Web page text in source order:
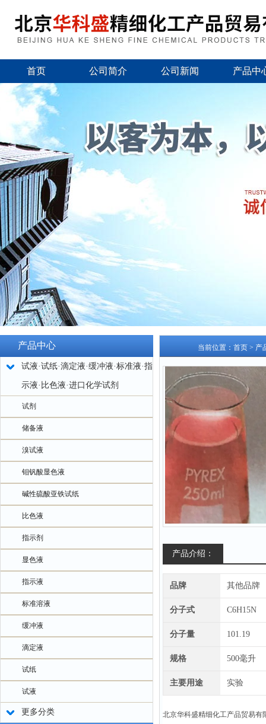
首页 公司简介 公司新闻 产品中
产品中心
试液·试纸·滴定液·缓冲液·标准液·指
示液·比色液·进口化学试剂
试剂
储备液
溴试液
钼钒酸显色液
碱性硫酸亚铁试纸
比色液
指示剂
显色液
指示液
标准溶液
缓冲液
滴定液
试纸
试液
更多分类
当前位置： 首页 > 产
产品介绍：
品牌 其他品牌
分子式 C6H15N
分子量 101.19
规格 500毫升
主要用途 实验
北京华科盛精细化工产品贸易有